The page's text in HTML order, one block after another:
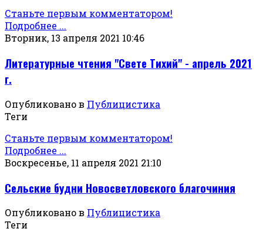
Станьте первым комментатором!
Подробнее ...
Вторник, 13 апреля 2021 10:46
Литературные чтения "Свете Тихий" - апрель 2021
г.
Опубликовано в Публицистика
Теги
Станьте первым комментатором!
Подробнее ...
Воскресенье, 11 апреля 2021 21:10
Сельские будни Новосветловского благочиния
Опубликовано в Публицистика
Теги